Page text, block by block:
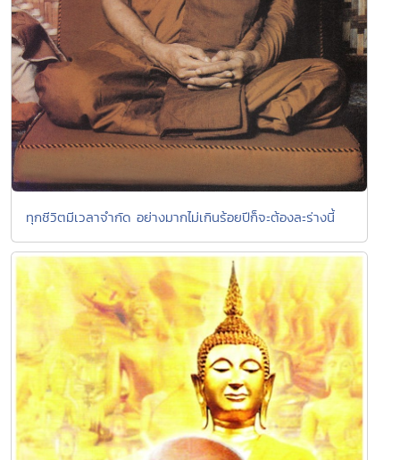
ทุกชีวิตมีเวลาจำกัด อย่างมากไม่เกินร้อยปีก็จะต้องละร่างนี้